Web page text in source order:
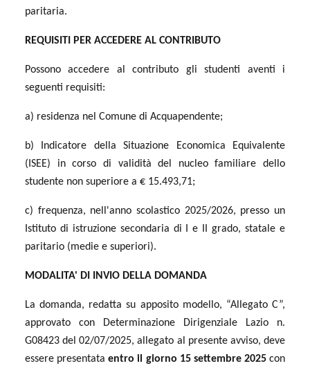
paritaria.
REQUISITI PER ACCEDERE AL CONTRIBUTO
Possono accedere al contributo gli studenti aventi i
seguenti requisiti:
a) residenza nel Comune di Acquapendente;
b) Indicatore della Situazione Economica Equivalente
(ISEE) in corso di validità del nucleo familiare dello
studente non superiore a € 15.493,71;
c) frequenza, nell'anno scolastico 2025/2026, presso un
Istituto di istruzione secondaria di I e II grado, statale e
paritario (medie e superiori).
MODALITA' DI INVIO DELLA DOMANDA
La domanda, redatta su apposito modello, “Allegato C”,
approvato con Determinazione Dirigenziale Lazio n.
G08423 del 02/07/2025, allegato al presente avviso, deve
essere presentataentro il giorno 15 settembre 2025con